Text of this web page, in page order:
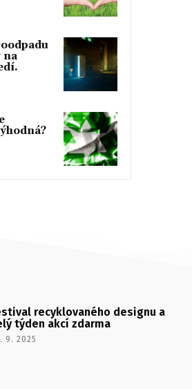
na
recyklovaného designu a
týden akcí zdarma
9. 2025